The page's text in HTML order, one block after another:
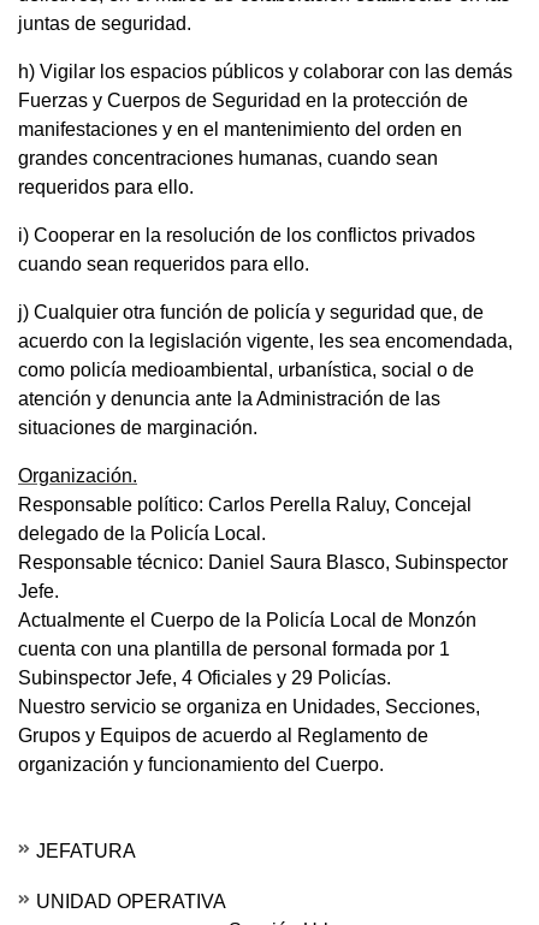
juntas de seguridad.
h) Vigilar los espacios públicos y colaborar con las demás
Fuerzas y Cuerpos de Seguridad en la protección de
manifestaciones y en el mantenimiento del orden en
grandes concentraciones humanas, cuando sean
requeridos para ello.
i) Cooperar en la resolución de los conflictos privados
cuando sean requeridos para ello.
j) Cualquier otra función de policía y seguridad que, de
acuerdo con la legislación vigente, les sea encomendada,
como policía medioambiental, urbanística, social o de
atención y denuncia ante la Administración de las
situaciones de marginación.
Organización.
Responsable político: Carlos Perella Raluy, Concejal
delegado de la Policía Local.
Responsable técnico: Daniel Saura Blasco, Subinspector
Jefe.
Actualmente el Cuerpo de la Policía Local de Monzón
cuenta con una plantilla de personal formada por 1
Subinspector Jefe, 4 Oficiales y 29 Policías.
Nuestro servicio se organiza en Unidades, Secciones,
Grupos y Equipos de acuerdo al Reglamento de
organización y funcionamiento del Cuerpo.
JEFATURA
UNIDAD OPERATIVA